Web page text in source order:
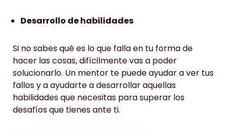
Desarrollo de habilidades
Si no sabes qué es lo que falla en tu forma de
hacer las cosas, difícilmente vas a poder
solucionarlo. Un mentor te puede ayudar a ver tus
fallos y a ayudarte a desarrollar aquellas
habilidades que necesitas para superar los
desafíos que tienes ante ti.